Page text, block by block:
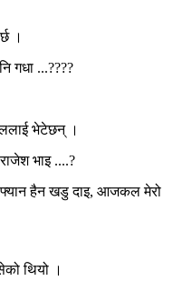
।
गधा ...????
भेटेछन् ।
भाइ ....?
हैन खडु दाइ, आजकल मेरो
थियो ।